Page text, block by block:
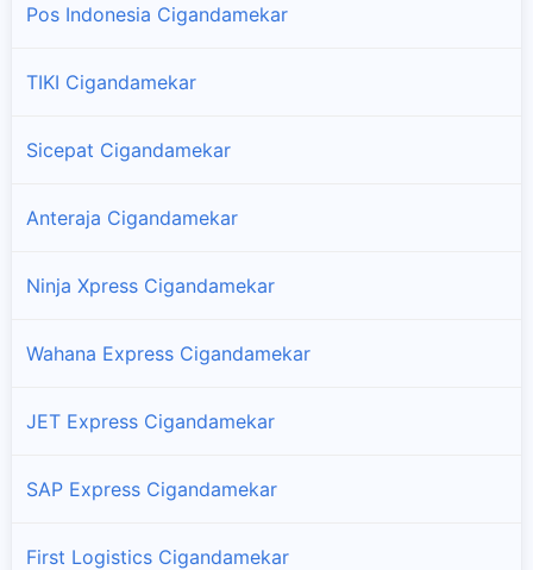
Pos Indonesia Cigandamekar
TIKI Cigandamekar
Sicepat Cigandamekar
Anteraja Cigandamekar
Ninja Xpress Cigandamekar
Wahana Express Cigandamekar
JET Express Cigandamekar
SAP Express Cigandamekar
First Logistics Cigandamekar